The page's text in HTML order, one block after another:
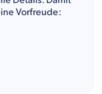
Vorfreude: